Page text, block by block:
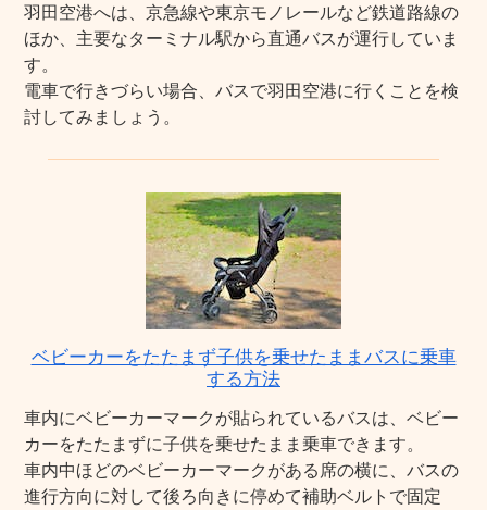
羽田空港へは、京急線や東京モノレールなど鉄道路線の
ほか、主要なターミナル駅から直通バスが運行していま
す。
電車で行きづらい場合、バスで羽田空港に行くことを検
討してみましょう。
ベビーカーをたたまず子供を乗せたままバスに乗車
する方法
車内にベビーカーマークが貼られているバスは、ベビー
カーをたたまずに子供を乗せたまま乗車できます。
車内中ほどのベビーカーマークがある席の横に、バスの
進行方向に対して後ろ向きに停めて補助ベルトで固定